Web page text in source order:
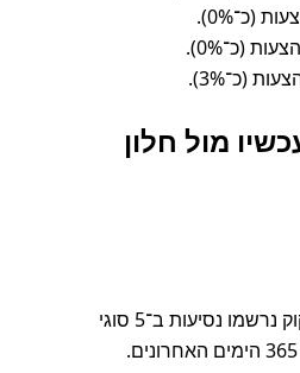
מול חלון
במסלול מקו טאו לבנגקוק נרשמו נסיעות ב־5 סוגי